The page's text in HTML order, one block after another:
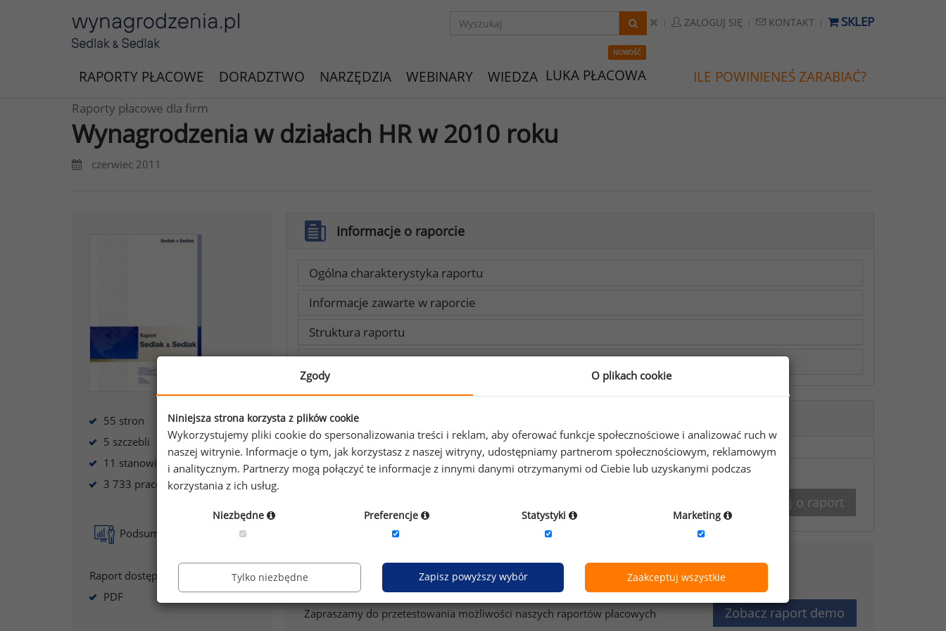
ZALOGUJ SIĘ KONTAKT SKLEP
RAPORTY PŁACOWE DORADZTWO NARZĘDZIA WEBINARY WIEDZA
NOWOŚĆ
LUKA PŁACOWA ILE POWINIENEŚ ZARABIAĆ?
Raporty płacowe dla firm
Wynagrodzenia w działach HR w 2010 roku
czerwiec 2011
55 stron
5 szczebli
11 stanowisk
3 733 pracowników
Podsumowanie raportu
Raport dostępny jako:
PDF
Informacje o raporcie
Ogólna charakterystyka raportu
Informacje zawarte w raporcie
Struktura raportu
Warunki korzystania z Raportu Płacowego
Opcje zakupu
Dział analiz wynagrodzeń odpowie na Twoje pytania
Zapytaj o raport
Aplikacja raportyplacowe.pl
Zapraszamy do przetestowania możliwości naszych raportów płacowych Zobacz raport demo
Zgody O plikach cookie
Niniejsza strona korzysta z plików cookie
Wykorzystujemy pliki cookie do spersonalizowania treści i reklam, aby oferować funkcje społecznościowe i analizować ruch w
naszej witrynie. Informacje o tym, jak korzystasz z naszej witryny, udostępniamy partnerom społecznościowym, reklamowym
i analitycznym. Partnerzy mogą połączyć te informacje z innymi danymi otrzymanymi od Ciebie lub uzyskanymi podczas
korzystania z ich usług.
Niezbędne Preferencje Statystyki Marketing
Tylko niezbędne Zapisz powyższy wybór Zaakceptuj wszystkie